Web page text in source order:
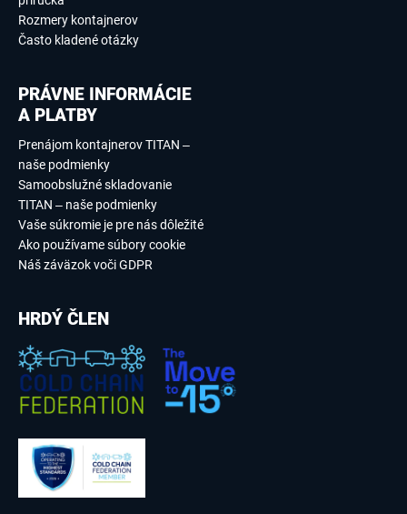
Rozmery kontajnerov
Často kladené otázky
PRÁVNE INFORMÁCIE
A PLATBY
Prenájom kontajnerov TITAN –
naše podmienky
Samoobslužné skladovanie
TITAN – naše podmienky
Vaše súkromie je pre nás dôležité
Ako používame súbory cookie
Náš záväzok voči GDPR
HRDÝ ČLEN